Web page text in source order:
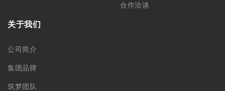
合作洽谈
关于我们
公司简介
集团品牌
筑梦团队